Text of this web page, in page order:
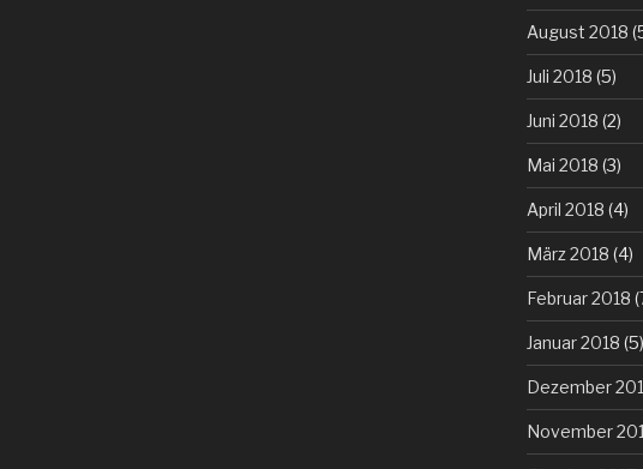
August 2018
Juli 2018 (5)
Juni 2018 (2)
Mai 2018 (3)
April 2018 (4)
März 2018 (4)
Februar 2018
Januar 2018 (5)
Dezember
November